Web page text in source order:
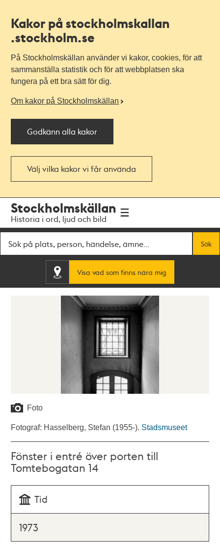
Kakor på stockholmskallan
.stockholm.se
På Stockholmskällan använder vi kakor, cookies, för att
sammanställa statistik och för att webbplatsen ska
fungera på ett bra sätt för dig.
Om kakor på Stockholmskällan
Godkänn alla kakor
Välj vilka kakor vi får använda
navigationen
huvudinnehållet
Stockholmskällan
Historia i ord, ljud och bild
Sök
Visa vad som finns nära mig
Foto
Fotograf: Hasselberg, Stefan (1955-). Stadsmuseet
Fönster i entré över porten till
Tomtebogatan 14
Tid
1973